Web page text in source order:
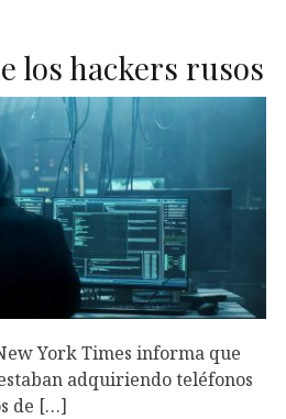
los hackers rusos
York Times informa que
adquiriendo teléfonos
de […]